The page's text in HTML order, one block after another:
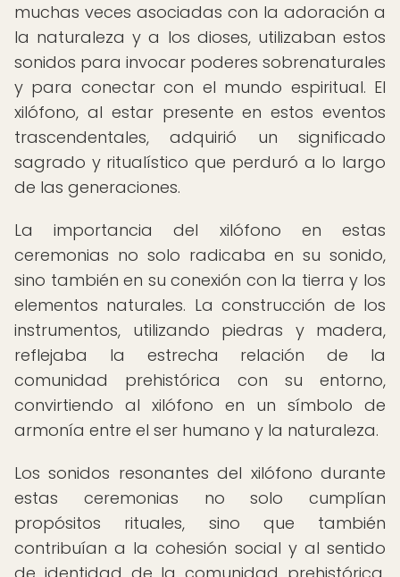
muchas veces asociadas con la adoración a
la naturaleza y a los dioses, utilizaban estos
sonidos para invocar poderes sobrenaturales
y para conectar con el mundo espiritual. El
xilófono, al estar presente en estos eventos
trascendentales, adquirió un significado
sagrado y ritualístico que perduró a lo largo
de las generaciones.
La importancia del xilófono en estas
ceremonias no solo radicaba en su sonido,
sino también en su conexión con la tierra y los
elementos naturales. La construcción de los
instrumentos, utilizando piedras y madera,
reflejaba la estrecha relación de la
comunidad prehistórica con su entorno,
convirtiendo al xilófono en un símbolo de
armonía entre el ser humano y la naturaleza.
Los sonidos resonantes del xilófono durante
estas ceremonias no solo cumplían
propósitos rituales, sino que también
contribuían a la cohesión social y al sentido